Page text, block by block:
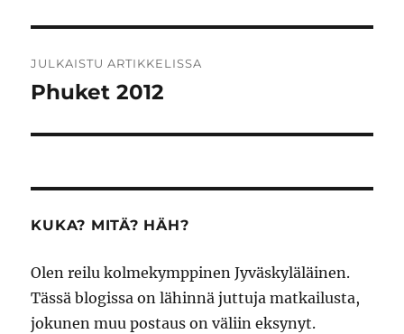
selaus
JULKAISTU ARTIKKELISSA
Phuket 2012
KUKA? MITÄ? HÄH?
Olen reilu kolmekymppinen Jyväskyläläinen.
Tässä blogissa on lähinnä juttuja matkailusta,
jokunen muu postaus on väliin eksynyt.